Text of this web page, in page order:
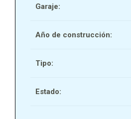
Garaje:
Año de construcción:
Tipo:
Estado: